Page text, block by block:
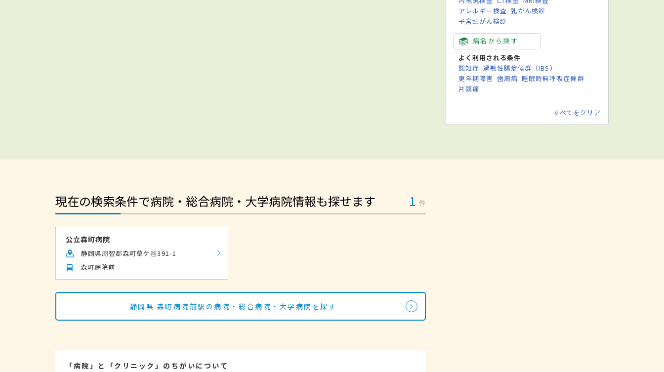
アレルギー検査 乳がん検診
子宮頸がん検診
病名から探す
よく利用される条件
認知症 過敏性腸症候群（IBS）
更年期障害 歯周病 睡眠時無呼吸症候群
片頭痛
すべてをクリア
現在の検索条件で病院・総合病院・大学病院情報も探せます 1 件
公立森町病院
静岡県周智郡森町草ケ谷391-1
森町病院前
静岡県 森町病院前駅の病院・総合病院・大学病院を探す
「病院」と「クリニック」のちがいについて